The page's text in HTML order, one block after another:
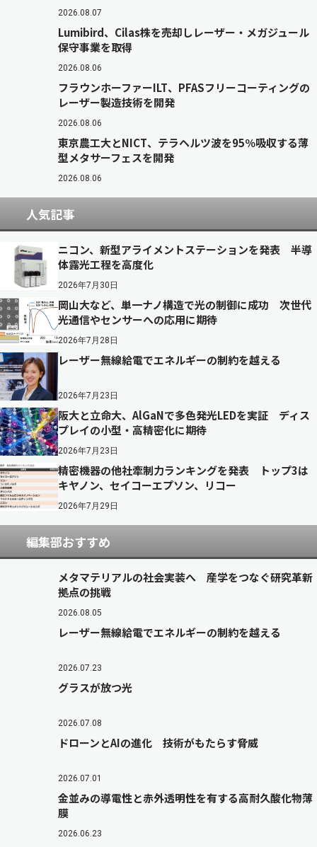
2026.08.07
Lumibird、Cilas株を売却しレーザー・メガジュール
保守事業を取得
2026.08.06
フラウンホーファーILT、PFASフリーコーティングの
レーザー製造技術を開発
2026.08.06
東京農工大とNICT、テラヘルツ波を95％吸収する薄
型メタサーフェスを開発
2026.08.06
人気記事
ニコン、新型アライメントステーションを発表 半導
体露光工程を高度化
2026年7月30日
岡山大など、単一ナノ構造で光の制御に成功 次世代
光通信やセンサーへの応用に期待
2026年7月28日
レーザー無線給電でエネルギーの制約を越える
2026年7月23日
阪大と立命大、AlGaNで多色発光LEDを実証 ディス
プレイの小型・高精密化に期待
2026年7月23日
精密機器の他社牽制力ランキングを発表 トップ3は
キヤノン、セイコーエプソン、リコー
2026年7月29日
編集部おすすめ
メタマテリアルの社会実装へ 産学をつなぐ研究革新
拠点の挑戦
2026.08.05
レーザー無線給電でエネルギーの制約を越える
2026.07.23
グラスが放つ光
2026.07.08
ドローンとAIの進化 技術がもたらす脅威
2026.07.01
金並みの導電性と赤外透明性を有する高耐久酸化物薄
膜
2026.06.23